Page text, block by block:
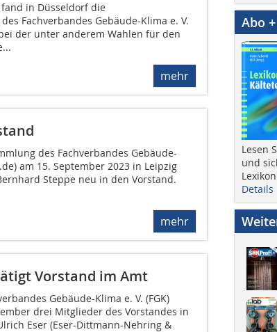
in Düsseldorf die
Fachverbandes Gebäude-Klima e. V.
der unter anderem Wahlen für den
mehr
des Fachverbandes Gebäude-
am 15. September 2023 in Leipzig
Steppe neu in den Vorstand.
mehr
Vorstand im Amt
Gebäude-Klima e. V. (FGK)
drei Mitglieder des Vorstandes in
Eser (Eser-Dittmann-Nehring &
Abo
Lesen
und
Details